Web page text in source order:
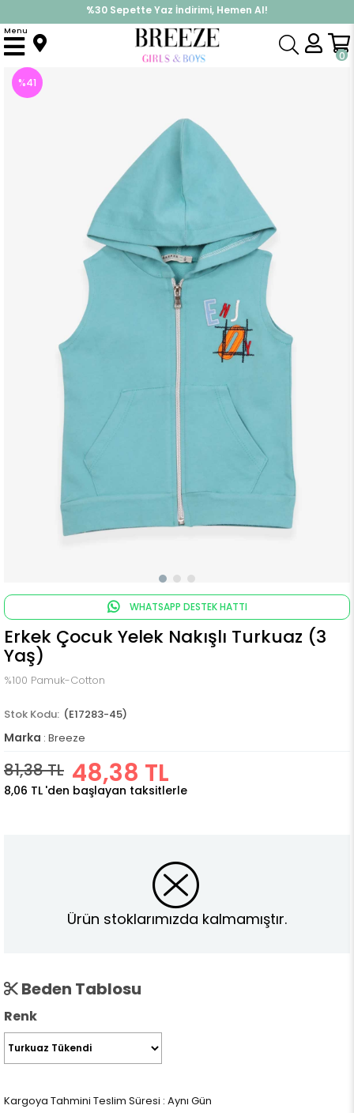
%30 Sepette Yaz İndirimi, Hemen Al!
İndirimlere ek %10 İndirimi Kap, Hemen Üye Ol!
0
Menu
Anasayfa Üst Giyim Yelek
%41
WHATSAPP DESTEK HATTI
Erkek Çocuk Yelek Nakışlı Turkuaz (3
Yaş)
%100 Pamuk-Cotton
(E17283-45)
Marka : Breeze
81,38 TL 48,38 TL
8,06 TL 'den başlayan taksitlerle
Ürün stoklarımızda kalmamıştır.
Beden Tablosu
Renk
Kargoya Tahmini Teslim Süresi : Aynı Gün